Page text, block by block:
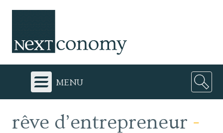
menu
rêve d’entrepreneur -